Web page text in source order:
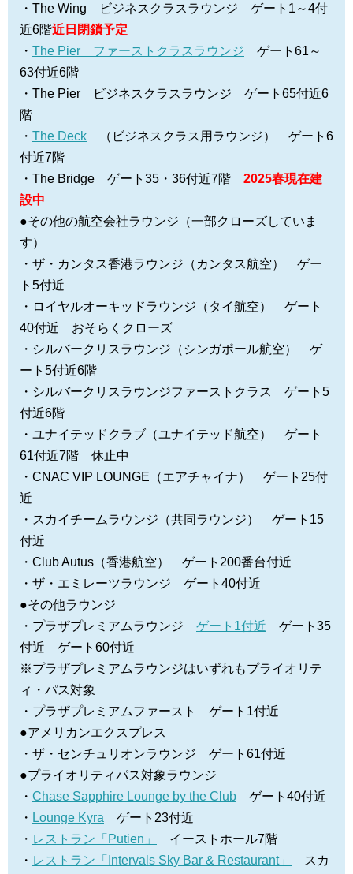
・The Wing ビジネスクラスラウンジ ゲート1～4付
近6階近日閉鎖予定
・ The Pier ファーストクラスラウンジ ゲート61～
63付近6階
・The Pier ビジネスクラスラウンジ ゲート65付近6
階
・ The Deck （ビジネスクラス用ラウンジ） ゲート6
付近7階
・The Bridge ゲート35・36付近7階 2025春現在建
設中
●その他の航空会社ラウンジ（一部クローズしていま
す）
・ザ・カンタス香港ラウンジ（カンタス航空） ゲー
ト5付近
・ロイヤルオーキッドラウンジ（タイ航空） ゲート
40付近 おそらくクローズ
・シルバークリスラウンジ（シンガポール航空） ゲ
ート5付近6階
・シルバークリスラウンジファーストクラス ゲート5
付近6階
・ユナイテッドクラブ（ユナイテッド航空） ゲート
61付近7階 休止中
・CNAC VIP LOUNGE（エアチャイナ） ゲート25付
近
・スカイチームラウンジ（共同ラウンジ） ゲート15
付近
・Club Autus（香港航空） ゲート200番台付近
・ザ・エミレーツラウンジ ゲート40付近
●その他ラウンジ
・プラザプレミアムラウンジ ゲート1付近 ゲート35
付近 ゲート60付近
※プラザプレミアムラウンジはいずれもプライオリテ
ィ・パス対象
・プラザプレミアムファースト ゲート1付近
●アメリカンエクスプレス
・ザ・センチュリオンラウンジ ゲート61付近
●プライオリティパス対象ラウンジ
・ Chase Sapphire Lounge by the Club ゲート40付近
・ Lounge Kyra ゲート23付近
・ レストラン「Putien」
イーストホール7階
・ レストラン「Intervals Sky Bar & Restaurant」
スカ